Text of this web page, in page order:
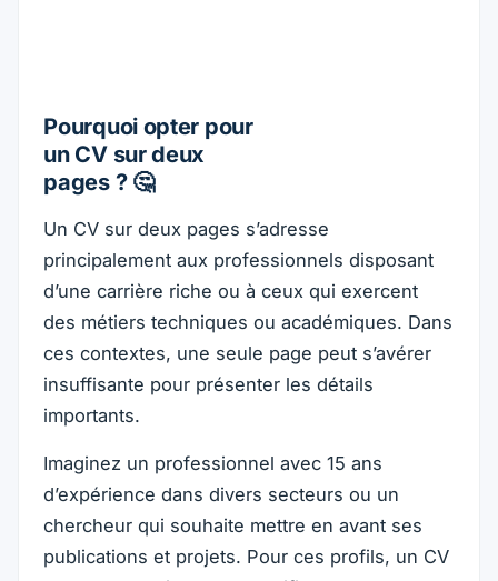
Pourquoi opter pour
un CV sur deux
pages ? 🤔
Un CV sur deux pages s’adresse
principalement aux professionnels disposant
d’une carrière riche ou à ceux qui exercent
des métiers techniques ou académiques. Dans
ces contextes, une seule page peut s’avérer
insuffisante pour présenter les détails
importants.
Imaginez un professionnel avec 15 ans
d’expérience dans divers secteurs ou un
chercheur qui souhaite mettre en avant ses
publications et projets. Pour ces profils, un CV